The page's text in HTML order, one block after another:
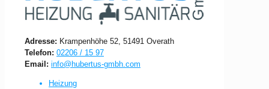
Adresse: Krampenhöhe 52, 51491 Overath
Telefon: 02206 / 15 97
Email: info@hubertus-gmbh.com
Heizung